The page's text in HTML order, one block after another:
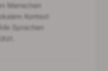
Menschen
Kontext
Sprachen